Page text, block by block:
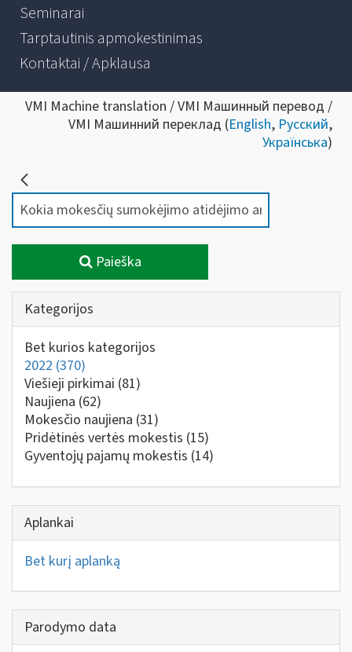
Seminarai
Tarptautinis apmokestinimas
Kontaktai / Apklausa
VMI Machine translation / VMI Машинный перевод /
VMI Машинний переклад (English, Русский,
Українська)
Paieška
Kategorijos
Bet kurios kategorijos
2022 (370)
Viešieji pirkimai (81)
Naujiena (62)
Mokesčio naujiena (31)
Pridėtinės vertės mokestis (15)
Gyventojų pajamų mokestis (14)
Aplankai
Bet kurį aplanką
Parodymo data